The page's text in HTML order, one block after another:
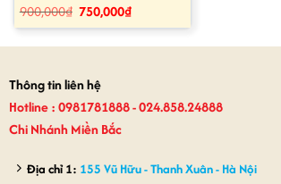
900,000₫ Giá
gốc
là:
900,000₫.
750,000₫Giá
hiện
tại
là:
Thông tin liên hệ
Hotline : 0981781888 - 024.858.24888
Chi Nhánh Miền Bắc
Địa chỉ 1: 155 Vũ Hữu - Thanh Xuân - Hà Nội